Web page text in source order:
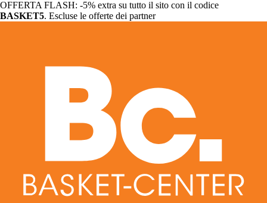
OFFERTA FLASH: -5% extra su tutto il sito con il codice
BASKET5. Escluse le offerte dei partner